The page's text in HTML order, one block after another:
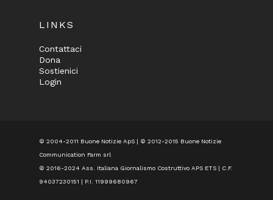
LINKS
Contattaci
Dona
Sostienici
Login
© 2004-2011 Buone Notizie ApS | © 2012-2015 Buone Notizie
Communication Farm srl
© 2016-2024 Ass. Italiana Giornalismo Costruttivo APS ETS | C.F.
94037230151 | P.I. 11999680967